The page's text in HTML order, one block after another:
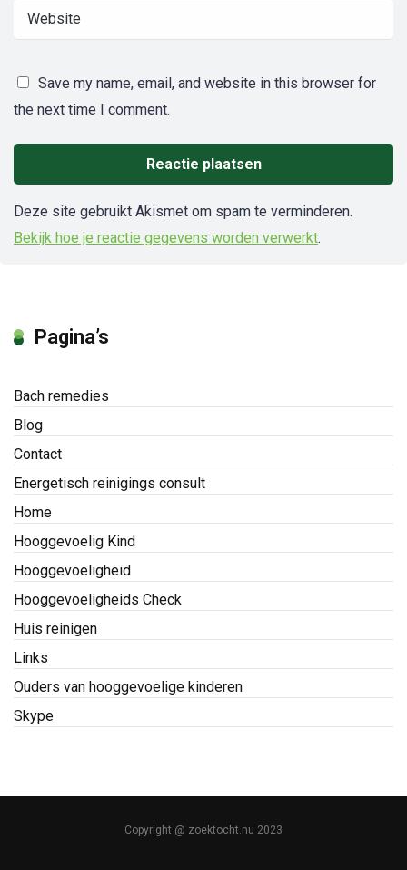
Save my name, email, and website in this browser for
the next time I comment.
Deze site gebruikt Akismet om spam te verminderen.
Bekijk hoe je reactie gegevens worden verwerkt.
Pagina’s
Bach remedies
Blog
Contact
Energetisch reinigings consult
Home
Hooggevoelig Kind
Hooggevoeligheid
Hooggevoeligheids Check
Huis reinigen
Links
Ouders van hooggevoelige kinderen
Skype
Copyright @ zoektocht.nu 2023